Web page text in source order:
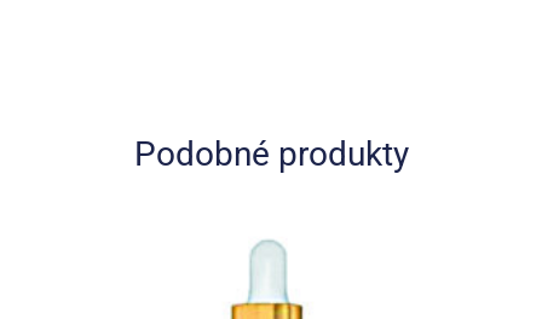
Podobné produkty